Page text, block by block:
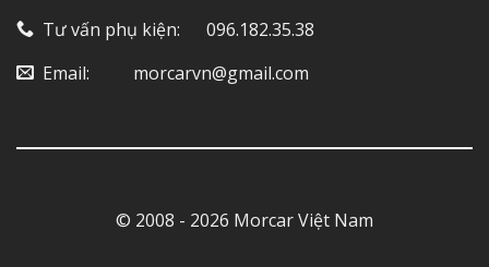
Tư vấn phụ kiện: ‎ ‎ ‎ ‎‎ ‎ 096.182.35.38
Email: ‎ ‎ ‎ ‎ ‎ ‎ ‎ ‎ ‎ morcarvn@gmail.com
© 2008 - 2026 Morcar Việt Nam